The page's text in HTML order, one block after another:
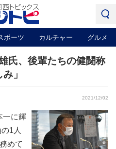
ポーツ カルチャー グルメ
氏、後輩たちの健闘称
」
2021/12/02
一に輝
1人
めて